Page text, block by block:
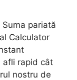
pariată
Calculator
afli rapid cât
nostru de